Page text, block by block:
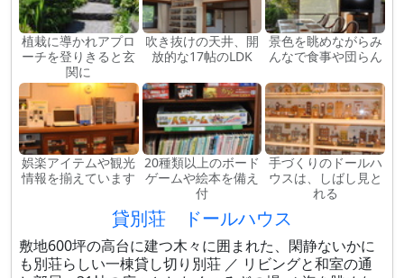
植栽に導かれアプロ
ーチを登りきると玄
関に
吹き抜けの天井、開
放的な17帖のLDK
景色を眺めながらみ
んなで食事や団らん
娯楽アイテムや観光
情報を揃えています
20種類以上のボード
ゲームや絵本を備え
付
手づくりのドールハ
ウスは、しばし見と
れる
貸別荘 ドールハウス
敷地600坪の高台に建つ木々に囲まれた、閑静ないかに
も別荘らしい一棟貸し切り別荘 ／ リビングと和室の通